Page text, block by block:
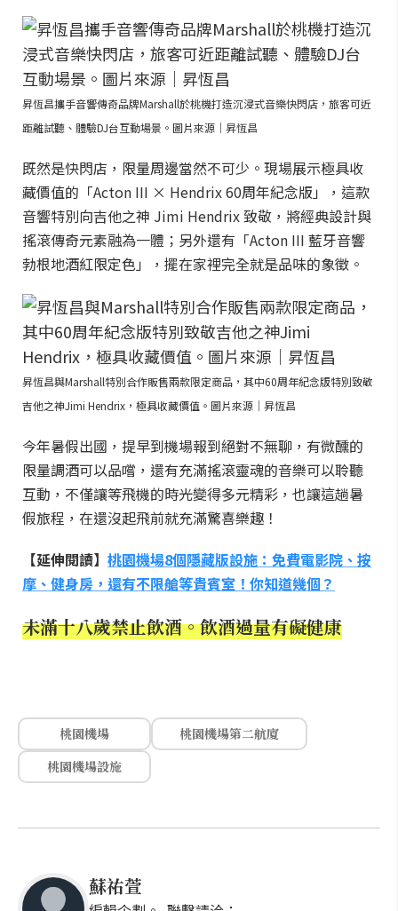
昇恆昌攜手音響傳奇品牌Marshall於桃機打造沉浸式音樂快閃店，旅客可近
距離試聽、體驗DJ台互動場景。圖片來源｜昇恆昌
既然是快閃店，限量周邊當然不可少。現場展示極具收
藏價值的「Acton III × Hendrix 60周年紀念版」，這款
音響特別向吉他之神 Jimi Hendrix 致敬，將經典設計與
搖滾傳奇元素融為一體；另外還有「Acton III 藍牙音響
勃根地酒紅限定色」，擺在家裡完全就是品味的象徵。
昇恆昌與Marshall特別合作販售兩款限定商品，其中60周年紀念版特別致敬
吉他之神Jimi Hendrix，極具收藏價值。圖片來源｜昇恆昌
今年暑假出國，提早到機場報到絕對不無聊，有微醺的
限量調酒可以品嚐，還有充滿搖滾靈魂的音樂可以聆聽
互動，不僅讓等飛機的時光變得多元精彩，也讓這趟暑
假旅程，在還沒起飛前就充滿驚喜樂趣！
【延伸閱讀】 桃園機場8個隱藏版設施：免費電影院、按
摩、健身房，還有不限艙等貴賓室！你知道幾個？
未滿十八歲禁止飲酒。飲酒過量有礙健康
桃園機場
桃園機場第二航廈
桃園機場設施
蘇祐萱